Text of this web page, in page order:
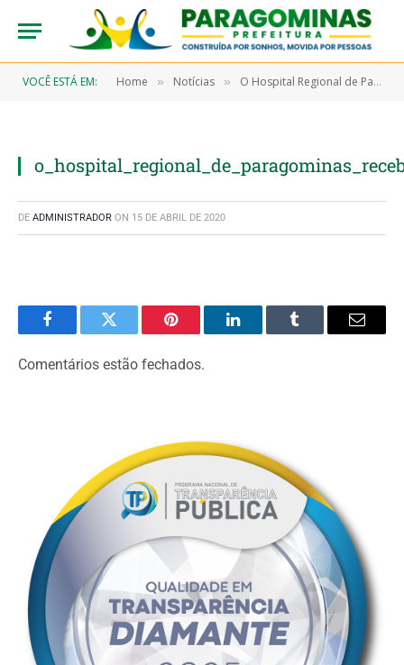
VOCÊ ESTÁ EM: Home » Notícias » O Hospital Regional de Paragominas recebe certificação de qualidade em saúde no Brasil
DE ADMINISTRADOR ON 15 DE ABRIL DE 2020
FacebookTwitter Pinterest LinkedInTumblr Email
Comentários estão fechados.